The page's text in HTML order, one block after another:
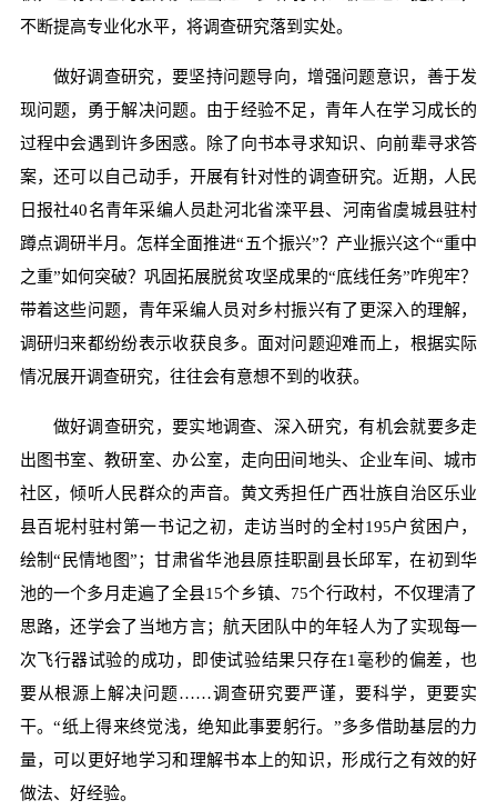
不断提高专业化水平，将调查研究落到实处。
做好调查研究，要坚持问题导向，增强问题意识，善于发
现问题，勇于解决问题。由于经验不足，青年人在学习成长的
过程中会遇到许多困惑。除了向书本寻求知识、向前辈寻求答
案，还可以自己动手，开展有针对性的调查研究。近期，人民
日报社40名青年采编人员赴河北省滦平县、河南省虞城县驻村
蹲点调研半月。怎样全面推进“五个振兴”？产业振兴这个“重中
之重”如何突破？巩固拓展脱贫攻坚成果的“底线任务”咋兜牢？
带着这些问题，青年采编人员对乡村振兴有了更深入的理解，
调研归来都纷纷表示收获良多。面对问题迎难而上，根据实际
情况展开调查研究，往往会有意想不到的收获。
做好调查研究，要实地调查、深入研究，有机会就要多走
出图书室、教研室、办公室，走向田间地头、企业车间、城市
社区，倾听人民群众的声音。黄文秀担任广西壮族自治区乐业
县百坭村驻村第一书记之初，走访当时的全村195户贫困户，
绘制“民情地图”；甘肃省华池县原挂职副县长邱军，在初到华
池的一个多月走遍了全县15个乡镇、75个行政村，不仅理清了
思路，还学会了当地方言；航天团队中的年轻人为了实现每一
次飞行器试验的成功，即使试验结果只存在1毫秒的偏差，也
要从根源上解决问题……调查研究要严谨，要科学，更要实
干。“纸上得来终觉浅，绝知此事要躬行。”多多借助基层的力
量，可以更好地学习和理解书本上的知识，形成行之有效的好
做法、好经验。